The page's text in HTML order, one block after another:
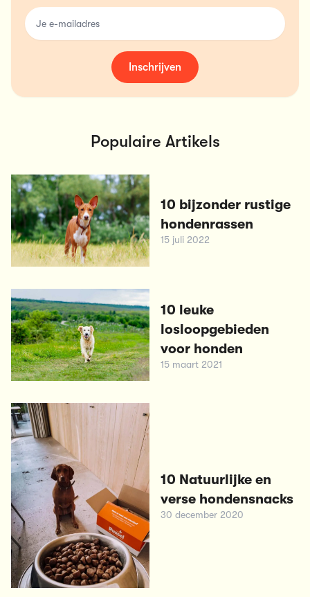
email
Inschrijven
Populaire Artikels
10 bijzonder rustige
hondenrassen
15 juli 2022
10 leuke
losloopgebieden
voor honden
15 maart 2021
10 Natuurlijke en
verse hondensnacks
30 december 2020